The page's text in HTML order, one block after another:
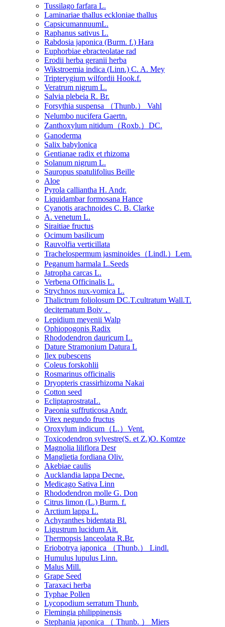
Tussilago farfara L.
Laminariae thallus eckloniae thallus
CapsicumannuumL.
Raphanus sativus L.
Rabdosia japonica (Burm. f.) Hara
Euphorbiae ebracteolatae rad
Erodii herba geranii herba
Wikstroemia indica (Linn.) C. A. Mey
Tripterygium wilfordii Hook.f.
Veratrum nigrum L.
Salvia plebeia R. Br.
Forsythia suspensa （Thunb.） Vahl
Nelumbo nucifera Gaertn.
Zanthoxylum nitidum（Roxb.）DC.
Ganoderma
Salix babylonica
Gentianae radix et rhizoma
Solanum nigrum L.
Sauropus spatulifolius Beille
Aloe
Pyrola calliantha H. Andr.
Liquidambar formosana Hance
Cyanotis arachnoides C. B. Clarke
A. venetum L.
Siraitiae fructus
Ocimum basilicum
Rauvolfia verticillata
Trachelospermum jasminoides（Lindl.）Lem.
Peganum harmala L.Seeds
Jatropha carcas L.
Verbena Officinalis L.
Strychnos nux-vomica L.
Thalictrum foliolosum DC.T.cultratum Wall.T.
deciternatum Boiv，
Lepidium meyenii Walp
Ophiopogonis Radix
Rhododendron dauricum L.
Dature Stramonium Datura L
Ilex pubescens
Coleus forskohlii
Rosmarinus officinalis
Dryopteris crassirhizoma Nakai
Cotton seed
EcliptaprostrataL.
Paeonia suffruticosa Andr.
Vitex negundo fructus
Oroxylum indicum（L.）Vent.
Toxicodendron sylvestre(S. et Z.)O. Komtze
Magnolia liliflora Desr
Manglietia fordiana Oliv.
Akebiae caulis
Aucklandia lappa Decne.
Medicago Sativa Linn
Rhododendron molle G. Don
Citrus limon (L.) Burm. f.
Arctium lappa L.
Achyranthes bidentata Bl.
Ligustrum lucidum Ait.
Thermopsis lanceolata R.Br.
Eriobotrya japonica （Thunb.） Lindl.
Humulus lupulus Linn.
Malus Mill.
Grape Seed
Taraxaci herba
Typhae Pollen
Lycopodium serratum Thunb.
Flemingia philippinensis
Stephania japonica （ Thunb. ） Miers